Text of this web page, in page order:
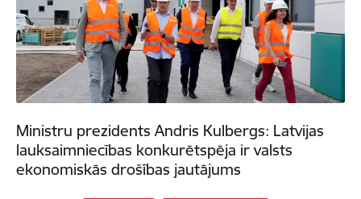
Ministru prezidents Andris Kulbergs: Latvijas
lauksaimniecības konkurētspēja ir valsts
ekonomiskās drošības jautājums